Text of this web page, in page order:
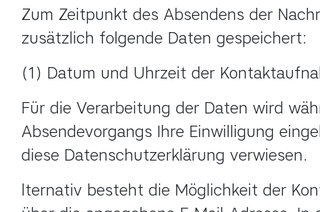
Zum Zeitpunkt des Absendens der
zusätzlich folgende Daten gespeichert:
(1) Datum und Uhrzeit der
Für die Verarbeitung der Daten wird
Absendevorgangs Ihre Einwilligung
diese Datenschutzerklärung verwiesen.
lternativ besteht die Möglichkeit der